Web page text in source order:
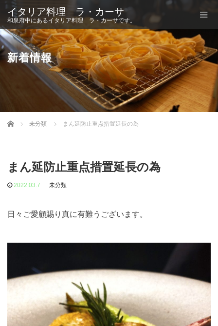
イタリア料理 ラ・カーサ
和泉府中にあるイタリア料理 ラ・カーサです。
新着情報
Home 未分類 まん延防止重点措置延長の為
まん延防止重点措置延長の為
2022.03.7 未分類
日々ご愛顧賜り真に有難うございます。